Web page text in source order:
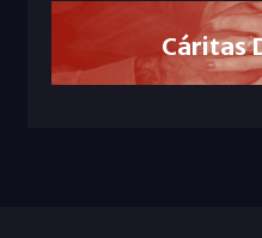
Cáritas